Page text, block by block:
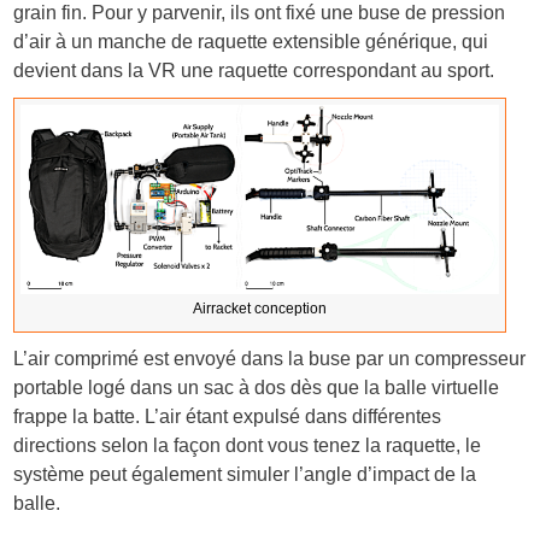
grain fin. Pour y parvenir, ils ont fixé une buse de pression
d’air à un manche de raquette extensible générique, qui
devient dans la VR une raquette correspondant au sport.
Airracket conception
L’air comprimé est envoyé dans la buse par un compresseur
portable logé dans un sac à dos dès que la balle virtuelle
frappe la batte. L’air étant expulsé dans différentes
directions selon la façon dont vous tenez la raquette, le
système peut également simuler l’angle d’impact de la
balle.